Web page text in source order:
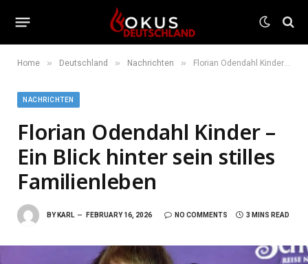
Home » Deutschland » Nachrichten » Florian Odendahl Kinder – Ein Blick hinter sein stilles Familienleben
NACHRICHTEN
Florian Odendahl Kinder –
Ein Blick hinter sein stilles
Familienleben
BY KARL FEBRUARY 16, 2026 NO COMMENTS 3 MINS READ